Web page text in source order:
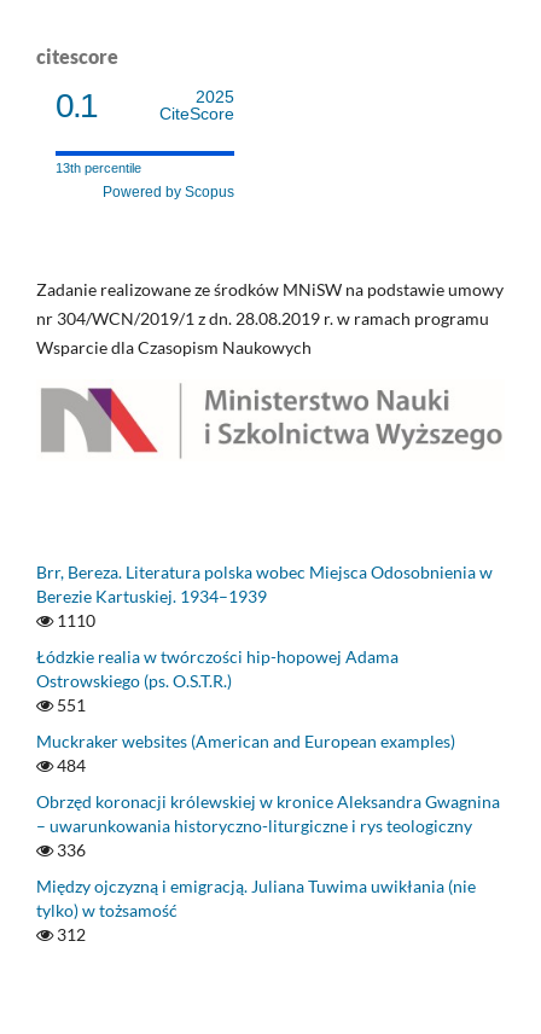
citescore
0.1
2025
CiteScore
13th percentile
Powered by Scopus
Zadanie realizowane ze środków MNiSW na podstawie umowy
nr 304/WCN/2019/1 z dn. 28.08.2019 r. w ramach programu
Wsparcie dla Czasopism Naukowych
Brr, Bereza. Literatura polska wobec Miejsca Odosobnienia w
Berezie Kartuskiej. 1934–1939
1110
Łódzkie realia w twórczości hip-hopowej Adama
Ostrowskiego (ps. O.S.T.R.)
551
Muckraker websites (American and European examples)
484
Obrzęd koronacji królewskiej w kronice Aleksandra Gwagnina
– uwarunkowania historyczno-liturgiczne i rys teologiczny
336
Między ojczyzną i emigracją. Juliana Tuwima uwikłania (nie
tylko) w tożsamość
312